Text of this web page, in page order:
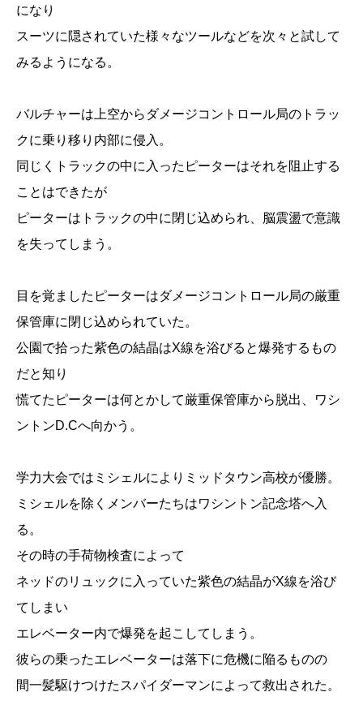
になり
スーツに隠されていた様々なツールなどを次々と試して
みるようになる。
バルチャーは上空からダメージコントロール局のトラッ
クに乗り移り内部に侵入。
同じくトラックの中に入ったピーターはそれを阻止する
ことはできたが
ピーターはトラックの中に閉じ込められ、脳震盪で意識
を失ってしまう。
目を覚ましたピーターはダメージコントロール局の厳重
保管庫に閉じ込められていた。
公園で拾った紫色の結晶はX線を浴びると爆発するもの
だと知り
慌てたピーターは何とかして厳重保管庫から脱出、ワシ
ントンD.Cへ向かう。
学力大会ではミシェルによりミッドタウン高校が優勝。
ミシェルを除くメンバーたちはワシントン記念塔へ入
る。
その時の手荷物検査によって
ネッドのリュックに入っていた紫色の結晶がX線を浴び
てしまい
エレベーター内で爆発を起こしてしまう。
彼らの乗ったエレベーターは落下に危機に陥るものの
間一髪駆けつけたスパイダーマンによって救出された。